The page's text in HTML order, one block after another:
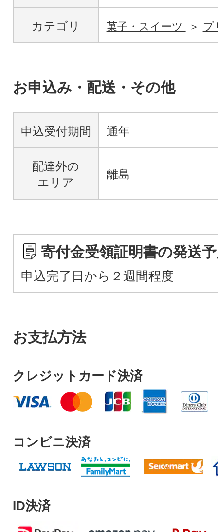
カテゴリ 菓子・スイーツ プ
お申込み・配送・その他
申込受付期間 通年
配達外の
エリア
離島
寄付金受領証明書の発送
申込完了日から２週間程度
お支払方法
クレジットカード決済
コンビニ決済
ID決済